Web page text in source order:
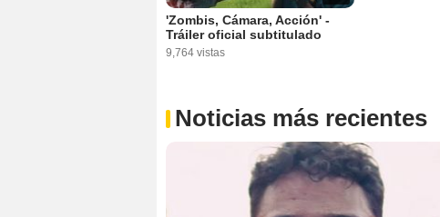
'Zombis, Cámara, Acción' -
Tráiler oficial subtitulado
9,764 vistas
Noticias más recientes